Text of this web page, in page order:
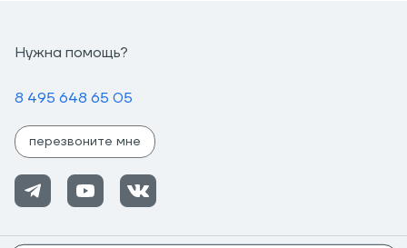
Нужна помощь?
8 495 648 65 05
перезвоните мне